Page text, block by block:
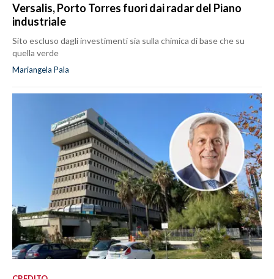
Versalis, Porto Torres fuori dai radar del Piano
industriale
Sito escluso dagli investimenti sia sulla chimica di base che su
quella verde
Mariangela Pala